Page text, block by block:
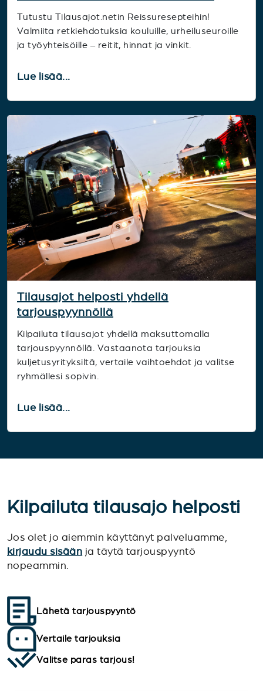
Tutustu Tilausajot.netin Reissuresepteihin!
Valmiita retkiehdotuksia kouluille, urheiluseuroille
ja työyhteisöille – reitit, hinnat ja vinkit.
Lue lisää...
Tilausajot helposti yhdellä
tarjouspyynnöllä
Kilpailuta tilausajot yhdellä maksuttomalla
tarjouspyynnöllä. Vastaanota tarjouksia
kuljetusyrityksiltä, vertaile vaihtoehdot ja valitse
ryhmällesi sopivin.
Lue lisää...
Kilpailuta tilausajo helposti
Jos olet jo aiemmin käyttänyt palveluamme,
kirjaudu sisään ja täytä tarjouspyyntö
nopeammin.
Lähetä tarjouspyyntö
Vertaile tarjouksia
Valitse paras tarjous!